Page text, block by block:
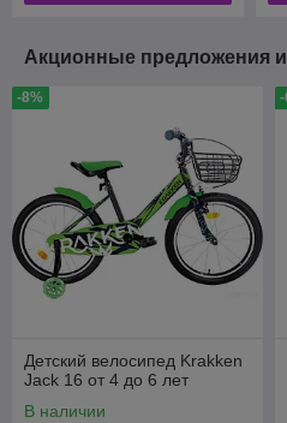
Акционные предложения
-8%
Детский велосипед Krakken
Jack 16 от 4 до 6 лет
В наличии